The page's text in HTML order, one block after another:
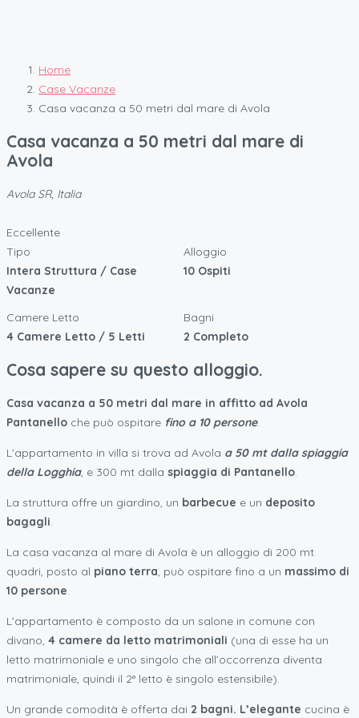
Home
Case Vacanze
Casa vacanza a 50 metri dal mare di Avola
Casa vacanza a 50 metri dal mare di
Avola
Avola SR, Italia
Eccellente
Tipo
Intera Struttura / Case
Vacanze
Alloggio
10 Ospiti
Camere Letto
4 Camere Letto / 5 Letti
Bagni
2 Completo
Cosa sapere su questo alloggio.
Casa vacanza a 50 metri dal mare in affitto ad Avola
Pantanello che può ospitare fino a 10 persone.
L’appartamento in villa si trova ad Avola a 50 mt dalla spiaggia
della Logghia, e 300 mt dalla spiaggia di Pantanello.
La struttura offre un giardino, un barbecue e un deposito
bagagli.
La casa vacanza al mare di Avola è un alloggio di 200 mt
quadri, posto al piano terra, può ospitare fino a un massimo di
10 persone.
L’appartamento è composto da un salone in comune con
divano, 4 camere da letto matrimoniali (una di esse ha un
letto matrimoniale e uno singolo che all’occorrenza diventa
matrimoniale, quindi il 2° letto è singolo estensibile).
Un grande comodità è offerta dai 2 bagni. L’elegante cucina è